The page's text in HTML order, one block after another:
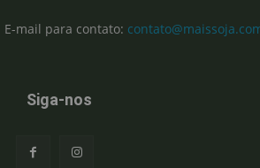
E-mail para contato:
Siga-nos